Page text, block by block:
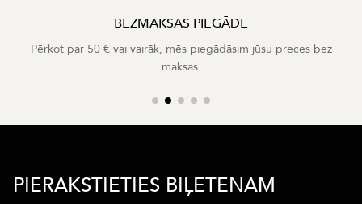
BEZMAKSAS PIEGĀDE
Pērkot par 50 € vai vairāk, mēs piegādāsim jūsu preces bez
maksas.
PIERAKSTIETIES BIĻETENAM